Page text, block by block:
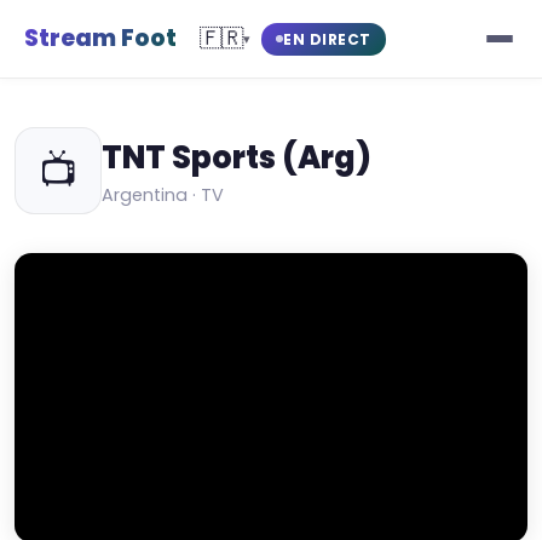
Stream Foot 🇫🇷▾ EN DIRECT
📺 TNT Sports (Arg)
Argentina · TV